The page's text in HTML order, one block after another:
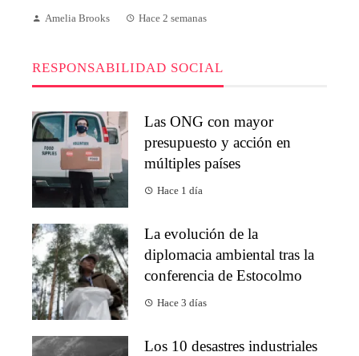
Amelia Brooks Hace 2 semanas
RESPONSABILIDAD SOCIAL
Las ONG con mayor
presupuesto y acción en
múltiples países
Hace 1 día
La evolución de la
diplomacia ambiental tras la
conferencia de Estocolmo
Hace 3 días
Los 10 desastres industriales